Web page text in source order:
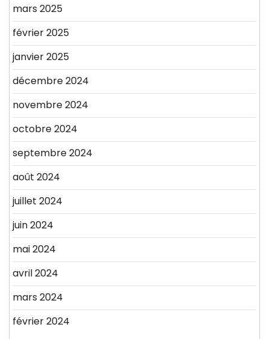
mars 2025
février 2025
janvier 2025
décembre 2024
novembre 2024
octobre 2024
septembre 2024
août 2024
juillet 2024
juin 2024
mai 2024
avril 2024
mars 2024
février 2024